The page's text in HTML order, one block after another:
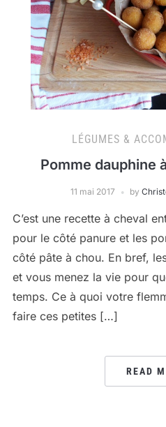
LÉGUMES &
Pomme dauphine
11 mai 2017 by
C’est une recette à cheval
pour le côté panure et les
côté pâte à chou. En bref,
et vous menez la vie pour
temps. Ce à quoi votre
faire ces petites […]
READ